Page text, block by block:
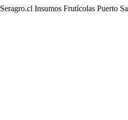
Seragro.cl Insumos Frutícolas Puerto